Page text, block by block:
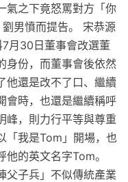
氣之下竟怒罵對方「你
男憤而提告。 宋恭源
月30日董事會改選董
身份，而董事會後依然
他還是改不了口、繼續
會時，也還是繼續稱呼
峰，則力行平等與尊重
「我是Tom」開場，也
的英文名字Tom。
父子兵」不似傳統產業